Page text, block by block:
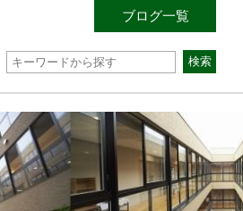
ブログ一覧